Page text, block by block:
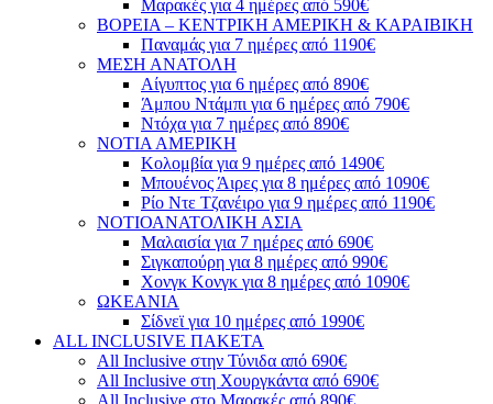
Μαρακές για 4 ημέρες από 590€
ΒΟΡΕΙΑ – ΚΕΝΤΡΙΚΗ ΑΜΕΡΙΚΗ & ΚΑΡΑΙΒΙΚΗ
Παναμάς για 7 ημέρες από 1190€
ΜΕΣΗ ΑΝΑΤΟΛΗ
Αίγυπτος για 6 ημέρες από 890€
Άμπου Ντάμπι για 6 ημέρες από 790€
Ντόχα για 7 ημέρες από 890€
ΝΟΤΙΑ ΑΜΕΡΙΚΗ
Κολομβία για 9 ημέρες από 1490€
Μπουένος Άιρες για 8 ημέρες από 1090€
Ρίο Ντε Τζανέιρο για 9 ημέρες από 1190€
ΝΟΤΙΟΑΝΑΤΟΛΙΚΗ ΑΣΙΑ
Μαλαισία για 7 ημέρες από 690€
Σιγκαπούρη για 8 ημέρες από 990€
Χονγκ Κονγκ για 8 ημέρες από 1090€
ΩΚΕΑΝΙΑ
Σίδνεϊ για 10 ημέρες από 1990€
ALL INCLUSIVE ΠΑΚΕΤΑ
All Inclusive στην Τύνιδα από 690€
All Inclusive στη Χουργκάντα από 690€
All Inclusive στο Μαρακές από 890€